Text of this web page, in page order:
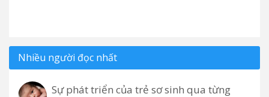
Nhiều người đọc nhất
Sự phát triển của trẻ sơ sinh qua từng